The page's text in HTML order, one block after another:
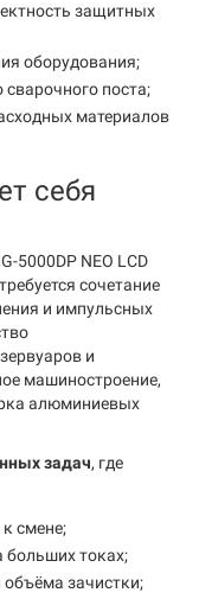
защитных
оборудования;
поста;
материалов
себя
5000DP NEO LCD
сочетание
и импульсных
и
машиностроение,
алюминиевых
задач, где
смене;
больших токах;
зачистки;